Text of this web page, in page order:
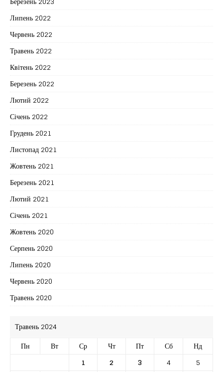
Липень 2022
Червень 2022
Травень 2022
Квітень 2022
Березень 2022
Лютий 2022
Січень 2022
Грудень 2021
Листопад 2021
Жовтень 2021
Березень 2021
Лютий 2021
Січень 2021
Жовтень 2020
Серпень 2020
Липень 2020
Червень 2020
Травень 2020
Травень 2024
Пн
Вт Ср Чт Пт Сб
Нд
1
2 3 4 5